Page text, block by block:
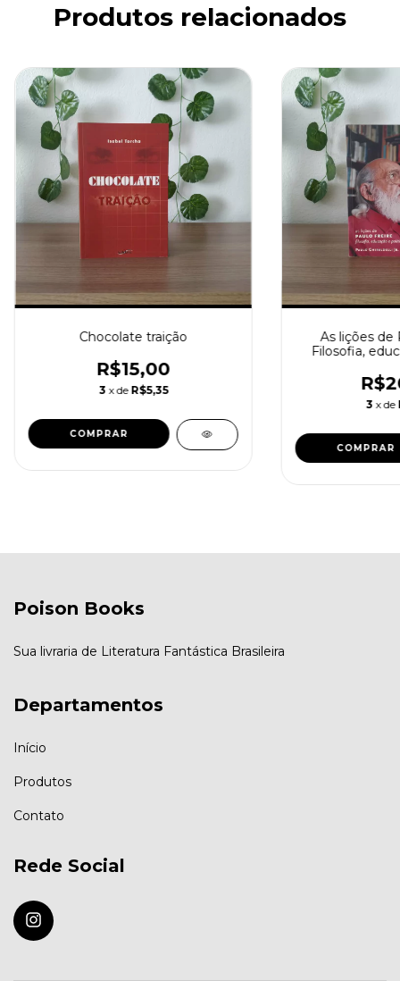
Produtos relacionados
Chocolate traição
R$15,00
3 x de R$5,35
As lições de
Filosofia,
3 x de
Poison Books
Sua livraria de Literatura Fantástica Brasileira
Departamentos
Início
Produtos
Contato
Rede Social